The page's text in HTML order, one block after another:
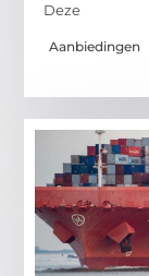
Deze
Aanbiedingen